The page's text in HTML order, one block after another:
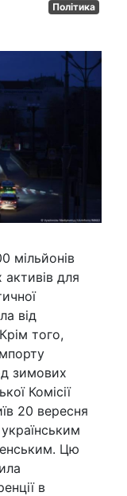
Політика
мільйонів
для
від
того,
зимових
Комісії
20 вересня
Цю
в